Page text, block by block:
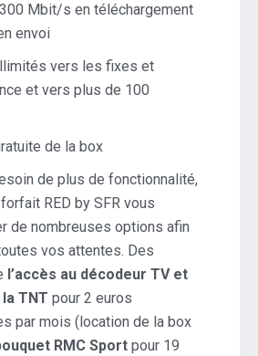
Mbit/s en téléchargement
envoi
vers les fixes et
et vers plus de 100
de la box
de plus de fonctionnalité,
RED by SFR vous
de nombreuses options afin
vos attentes. Des
l’accès au décodeur TV et
TNT pour 2 euros
par mois (location de la box
RMC Sport pour 19